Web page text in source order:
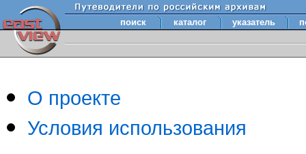
поиск каталог указатель
О проекте
Условия использования